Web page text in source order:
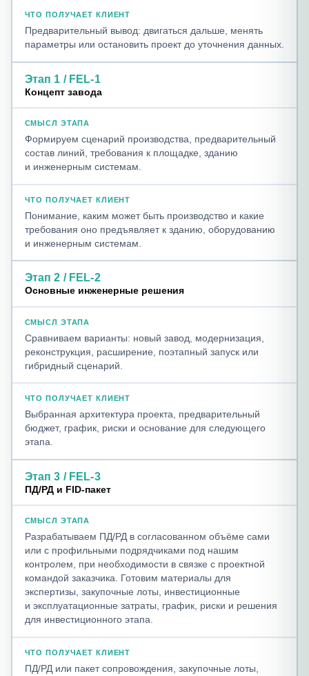
Предварительный вывод: двигаться дальше, менять
параметры или остановить проект до уточнения данных.
Этап 1 / FEL-1
Концепт завода
Формируем сценарий производства, предварительный
состав линий, требования к площадке, зданию
и инженерным системам.
Понимание, каким может быть производство и какие
требования оно предъявляет к зданию, оборудованию
и инженерным системам.
Этап 2 / FEL-2
Основные инженерные решения
Сравниваем варианты: новый завод, модернизация,
реконструкция, расширение, поэтапный запуск или
гибридный сценарий.
Выбранная архитектура проекта, предварительный
бюджет, график, риски и основание для следующего
этапа.
Этап 3 / FEL-3
ПД/РД и FID-пакет
Разрабатываем ПД/РД в согласованном объёме сами
или с профильными подрядчиками под нашим
контролем, при необходимости в связке с проектной
командой заказчика. Готовим материалы для
экспертизы, закупочные лоты, инвестиционные
и эксплуатационные затраты, график, риски и решения
для инвестиционного этапа.
ПД/РД или пакет сопровождения, закупочные лоты,